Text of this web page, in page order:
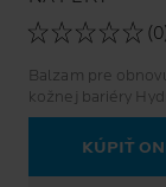
Balzam pre
kožnej bariéry
starostlivosť
pery/pleťKÚPIŤ